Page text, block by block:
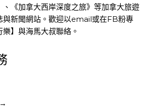
、《加拿大西岸深度之旅》等加拿大旅遊
與新聞網站。歡迎以email或在FB粉專
樂】與海馬大叔聯絡。